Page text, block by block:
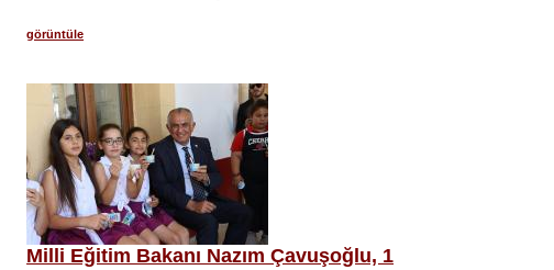
görüntüle
Milli Eğitim Bakanı Nazım Çavuşoğlu, 1